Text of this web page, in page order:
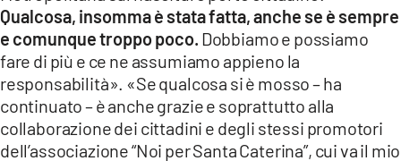
Qualcosa, insomma è stata fatta, anche se è sempre
e comunque troppo poco. Dobbiamo e possiamo
fare di più e ce ne assumiamo appieno la
responsabilità». «Se qualcosa si è mosso – ha
continuato – è anche grazie e soprattutto alla
collaborazione dei cittadini e degli stessi promotori
dell’associazione “Noi per Santa Caterina”, cui va il mio